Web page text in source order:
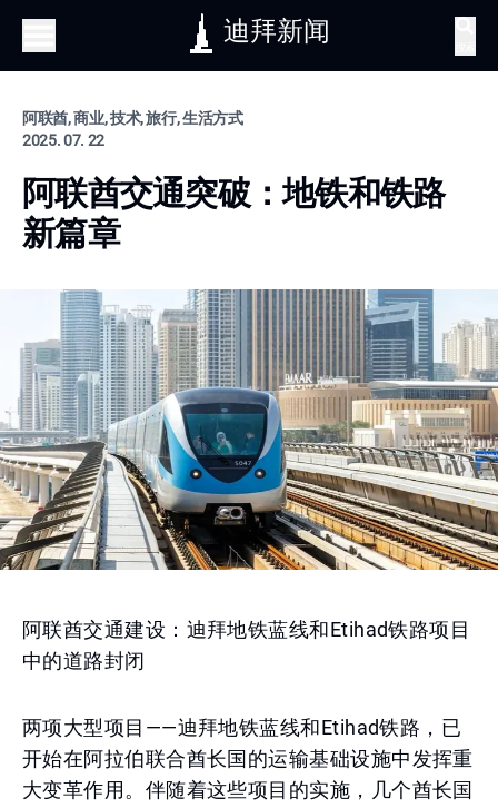
迪拜新闻
阿联酋, 商业, 技术, 旅行, 生活方式
2025. 07. 22
阿联酋交通突破：地铁和铁路
新篇章
阿联酋交通建设：迪拜地铁蓝线和Etihad铁路项目
中的道路封闭
两项大型项目——迪拜地铁蓝线和Etihad铁路，已
开始在阿拉伯联合酋长国的运输基础设施中发挥重
大变革作用。伴随着这些项目的实施，几个酋长国